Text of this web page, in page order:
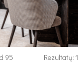
95 Rezultatų: 1